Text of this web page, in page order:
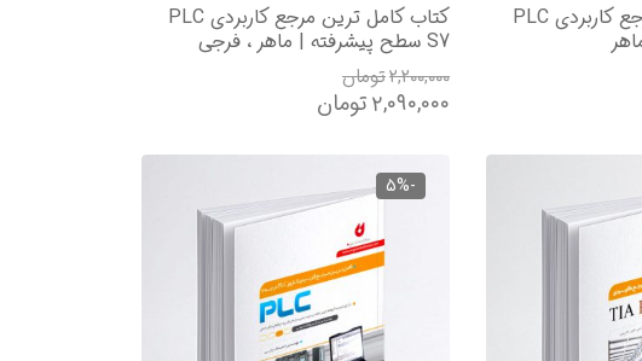
کتاب کامل ترین مرجع کاربردی PLC
کتاب کامل ترین مرجع کاربردی PLC
S7 سطح پیشرفته | ماهر ، فرجی
۲,۲۰۰,۰۰۰تومان
۲,۰۹۰,۰۰۰تومان
-5%